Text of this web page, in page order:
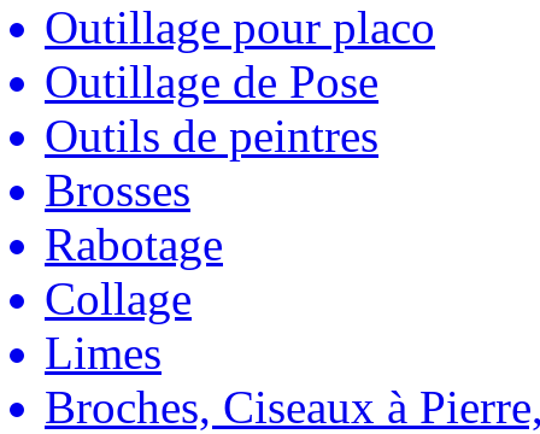
Outillage pour placo
Outillage de Pose
Outils de peintres
Brosses
Rabotage
Collage
Limes
Broches, Ciseaux à